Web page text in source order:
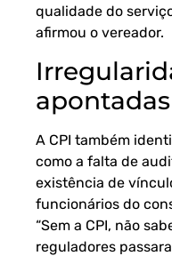
qualidade do
afirmou o vereador.
apontadas
A CPI também
como a falta de
existência de
funcionários do
“Sem a CPI, não
reguladores